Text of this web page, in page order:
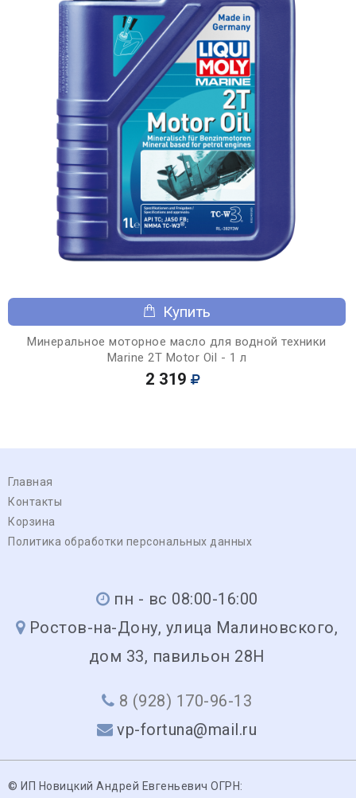
Купить
Минеральное моторное масло для водной техники
Marine 2T Motor Oil - 1 л
2 319
Главная
Контакты
Корзина
Политика обработки персональных данных
пн - вс 08:00-16:00
Ростов-на-Дону, улица Малиновского,
дом 33, павильон 28Н
8 (928) 170-96-13
vp-fortuna@mail.ru
© ИП Новицкий Андрей Евгеньевич ОГРН: